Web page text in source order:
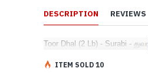
DESCRIPTION REVIEWS
Toor Dhal (2 Lb) - Surabi -
ITEM SOLD 10